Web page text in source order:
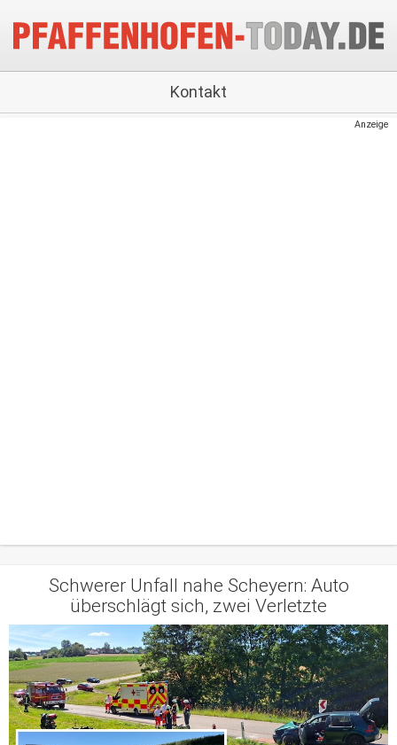
Kontakt
Anzeige
Schwerer Unfall nahe Scheyern: Auto
überschlägt sich, zwei Verletzte